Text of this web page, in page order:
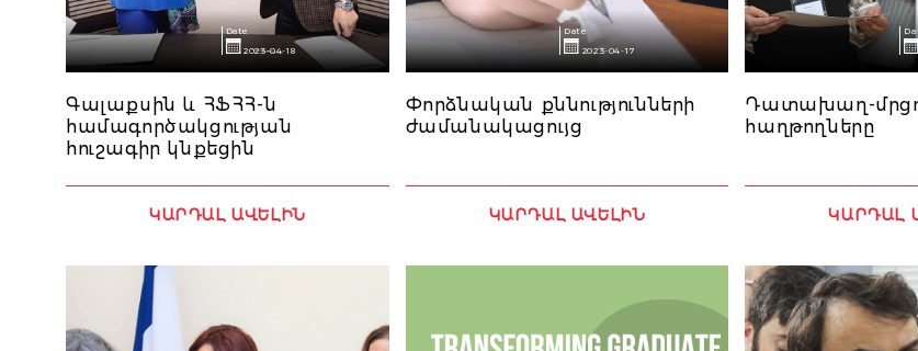
Date
2023-04-18
Գալաքսին և ՀՖՀՀ-ն
համագործակցության
հուշագիր կնքեցին
ԿԱՐԴԱԼ ԱՎԵԼԻՆ
Date
2023-04-17
Փորձնական քննությունների
ժամանակացույց
ԿԱՐԴԱԼ ԱՎԵԼԻՆ
Դատախաղ-
հաղթողները
ԿԱՐԴԱԼ